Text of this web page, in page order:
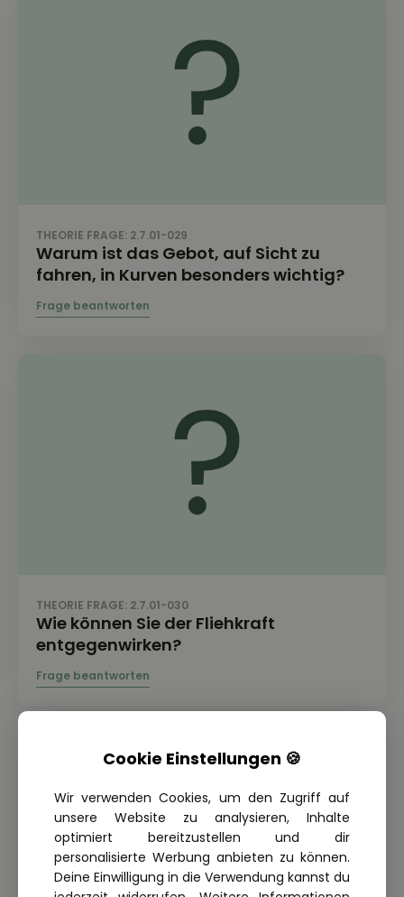
THEORIE FRAGE: 2.7.01-029
Warum ist das Gebot, auf Sicht zu
fahren, in Kurven besonders wichtig?
THEORIE FRAGE: 2.7.01-030
Wie können Sie der Fliehkraft
entgegenwirken?
Cookie Einstellungen 🍪
Wir verwenden Cookies, um den Zugriff auf
unsere Website zu analysieren, Inhalte
optimiert bereitzustellen und dir
personalisierte Werbung anbieten zu können.
Deine Einwilligung in die Verwendung kannst du